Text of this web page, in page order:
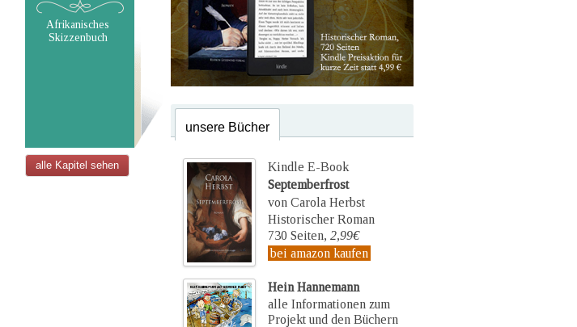
Afrikanisches
Skizzenbuch
alle Kapitel sehen
unsere Bücher
Kindle E-Book
Septemberfrost
von Carola Herbst
Historischer Roman
730 Seiten, 2,99€
bei amazon kaufen
Hein Hannemann
alle Informationen zum
Projekt und den Büchern